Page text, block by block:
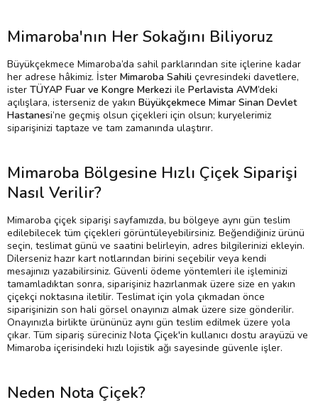
Mimaroba'nın Her Sokağını Biliyoruz
Büyükçekmece Mimaroba’da sahil parklarından site içlerine kadar
her adrese hâkimiz. İster Mimaroba Sahili çevresindeki davetlere,
ister TÜYAP Fuar ve Kongre Merkezi ile Perlavista AVM’deki
açılışlara, isterseniz de yakın Büyükçekmece Mimar Sinan Devlet
Hastanesi’ne geçmiş olsun çiçekleri için olsun; kuryelerimiz
siparişinizi taptaze ve tam zamanında ulaştırır.
Mimaroba Bölgesine Hızlı Çiçek Siparişi
Nasıl Verilir?
Mimaroba çiçek siparişi sayfamızda, bu bölgeye aynı gün teslim
edilebilecek tüm çiçekleri görüntüleyebilirsiniz. Beğendiğiniz ürünü
seçin, teslimat günü ve saatini belirleyin, adres bilgilerinizi ekleyin.
Dilerseniz hazır kart notlarından birini seçebilir veya kendi
mesajınızı yazabilirsiniz. Güvenli ödeme yöntemleri ile işleminizi
tamamladıktan sonra, siparişiniz hazırlanmak üzere size en yakın
çiçekçi noktasına iletilir. Teslimat için yola çıkmadan önce
siparişinizin son hali görsel onayınızı almak üzere size gönderilir.
Onayınızla birlikte ürününüz aynı gün teslim edilmek üzere yola
çıkar. Tüm sipariş süreciniz Nota Çiçek'in kullanıcı dostu arayüzü ve
Mimaroba içerisindeki hızlı lojistik ağı sayesinde güvenle işler.
Neden Nota Çiçek?